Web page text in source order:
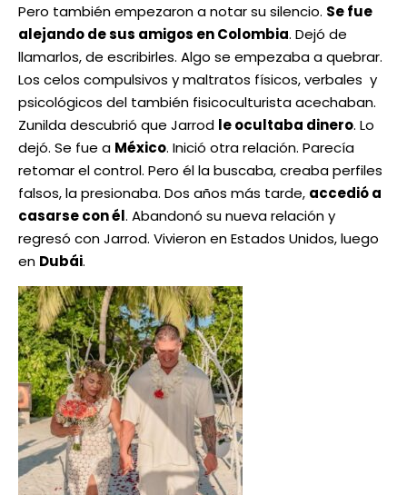
Pero también empezaron a notar su silencio. Se fue
alejando de sus amigos en Colombia. Dejó de
llamarlos, de escribirles. Algo se empezaba a quebrar.
Los celos compulsivos y maltratos físicos, verbales y
psicológicos del también fisicoculturista acechaban.
Zunilda descubrió que Jarrod le ocultaba dinero. Lo
dejó. Se fue a México. Inició otra relación. Parecía
retomar el control. Pero él la buscaba, creaba perfiles
falsos, la presionaba. Dos años más tarde, accedió a
casarse con él. Abandonó su nueva relación y
regresó con Jarrod. Vivieron en Estados Unidos, luego
en Dubái.